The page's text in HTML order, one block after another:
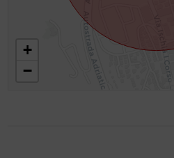
+
−